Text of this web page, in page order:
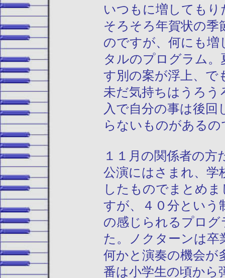
いつもに増しても
そろそろ年賀状の季
のですが、何にも
タルのプログラム
す別の案が浮上、で
未だ気持ちはうろ
入で自分の事は後
らないものがあるの
１１月の関係者の
公演にはさまれ、学
したものでまとめ
すが、４０分という
の感じられるプロ
た。ノクターンは
何かと演奏の機会が
番は小学生の頃から